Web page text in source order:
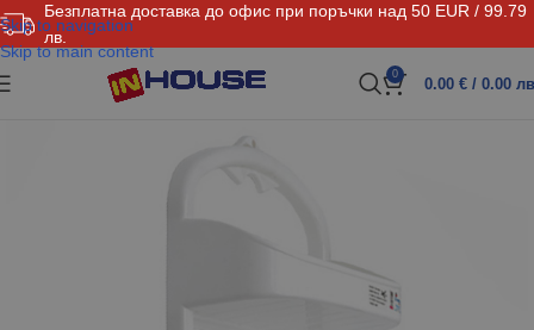
Безплатна доставка до офис при поръчки над 50 EUR / 99.79
лв.
Skip to navigation
Skip to main content
0
0.00 € / 0.00